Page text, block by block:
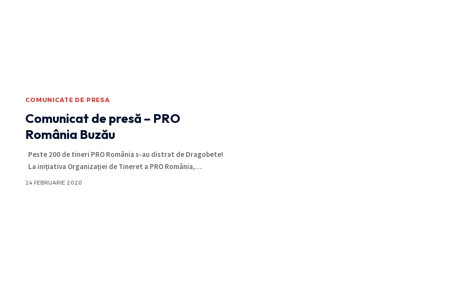
COMUNICATE DE PRESA
Comunicat de presă – PRO
România Buzău
Peste 200 de tineri PRO România s-au distrat de Dragobete!
La inițiativa Organizației de Tineret a PRO România,…
24 FEBRUARIE 2020